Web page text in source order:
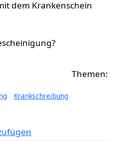
dem Krankenschein
Krankschreibung